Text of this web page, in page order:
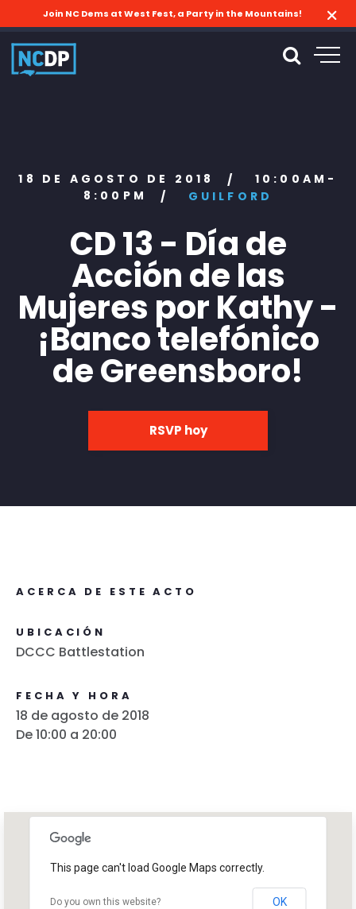
Join NC Dems at West Fest, a Party in the Mountains!
18 DE AGOSTO DE 2018 /
10:00AM-
8:00PM
/ GUILFORD
CD 13 - Día de
Acción de las
Mujeres por Kathy -
¡Banco telefónico
de Greensboro!
RSVP hoy
ACERCA DE ESTE ACTO
UBICACIÓN
DCCC Battlestation
FECHA Y HORA
18 de agosto de 2018
De 10:00 a 20:00
This page can't load Google Maps correctly.
Do you own this website? OK